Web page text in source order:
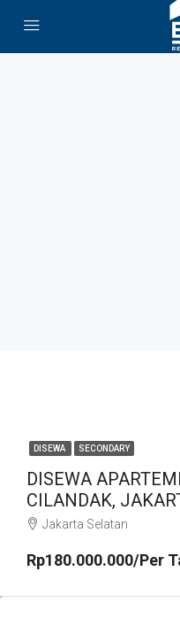
DISEWA SECONDARY
DISEWA
CILANDAK,
Jakarta Selatan
Rp180.000.000/Per